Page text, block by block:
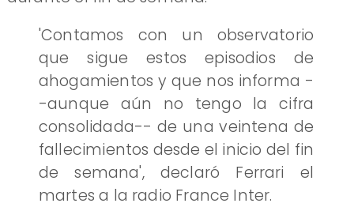
'Contamos con un observatorio
que sigue estos episodios de
ahogamientos y que nos informa -
-aunque aún no tengo la cifra
consolidada-- de una veintena de
fallecimientos desde el inicio del fin
de semana', declaró Ferrari el
martes a la radio France Inter.